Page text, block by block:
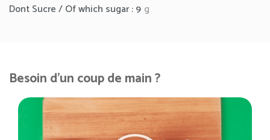
Dont Sucre / Of which sugar : 9 g
Besoin d'un coup de main ?